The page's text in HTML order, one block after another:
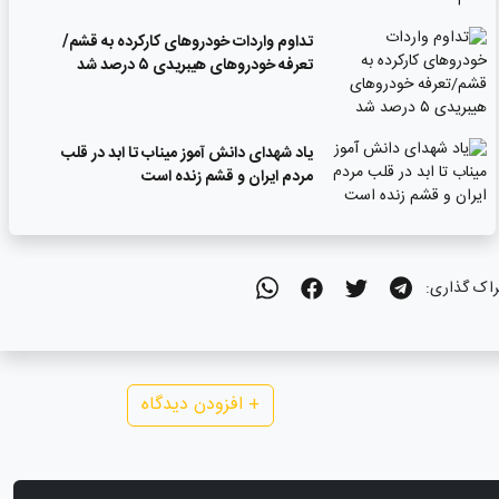
تداوم واردات خودروهای کارکرده به قشم/
تعرفه خودروهای هیبریدی ۵ درصد شد
یاد شهدای دانش آموز میناب تا ابد در قلب
مردم ایران و قشم زنده است
گذاری:
+ افزودن دیدگاه